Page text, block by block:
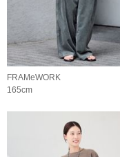
FRAMeWORK
165cm